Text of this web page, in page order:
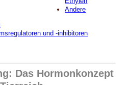
Andere
und -inhibitoren
Das Hormonkonzept